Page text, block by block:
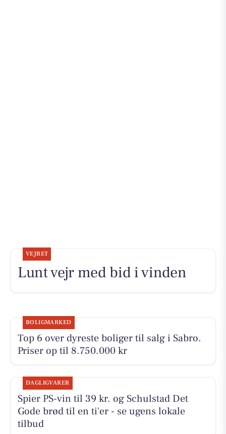
VEJRET
Lunt vejr med bid i vinden
BOLIGMARKED
Top 6 over dyreste boliger til salg i Sabro.
Priser op til 8.750.000 kr
DAGLIGVARER
Spier PS-vin til 39 kr. og Schulstad Det
Gode brød til en ti'er - se ugens lokale
tilbud